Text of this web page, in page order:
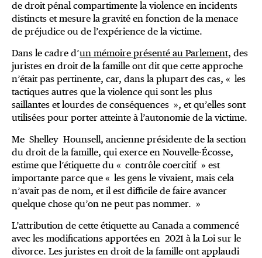
de droit pénal compartimente la violence en incidents
distincts et mesure la gravité en fonction de la menace
de préjudice ou de l’expérience de la victime.
Dans le cadre d’un mémoire présenté au Parlement, des
juristes en droit de la famille ont dit que cette approche
n’était pas pertinente, car, dans la plupart des cas, « les
tactiques autres que la violence qui sont les plus
saillantes et lourdes de conséquences », et qu’elles sont
utilisées pour porter atteinte à l’autonomie de la victime.
Me Shelley Hounsell, ancienne présidente de la section
du droit de la famille, qui exerce en Nouvelle-Écosse,
estime que l’étiquette du « contrôle coercitif » est
importante parce que « les gens le vivaient, mais cela
n’avait pas de nom, et il est difficile de faire avancer
quelque chose qu’on ne peut pas nommer. »
L’attribution de cette étiquette au Canada a commencé
avec les modifications apportées en 2021 à la Loi sur le
divorce. Les juristes en droit de la famille ont applaudi